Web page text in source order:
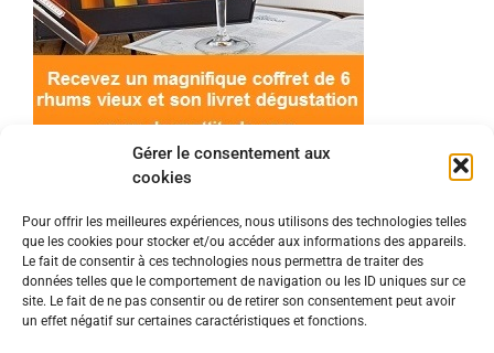
Gérer le consentement aux
cookies
Pour offrir les meilleures expériences, nous utilisons des technologies telles
que les cookies pour stocker et/ou accéder aux informations des appareils.
Le fait de consentir à ces technologies nous permettra de traiter des
données telles que le comportement de navigation ou les ID uniques sur ce
site. Le fait de ne pas consentir ou de retirer son consentement peut avoir
un effet négatif sur certaines caractéristiques et fonctions.
© 2022 Meilleur-rhum.net - Tous droits réservés
Mentions légales-Politique de cookies